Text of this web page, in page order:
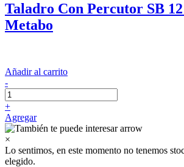
Taladro Con Percutor SB
Metabo
Añadir al carrito
-
+
Agregar
×
Lo sentimos, en este momento no tenemos
elegido.